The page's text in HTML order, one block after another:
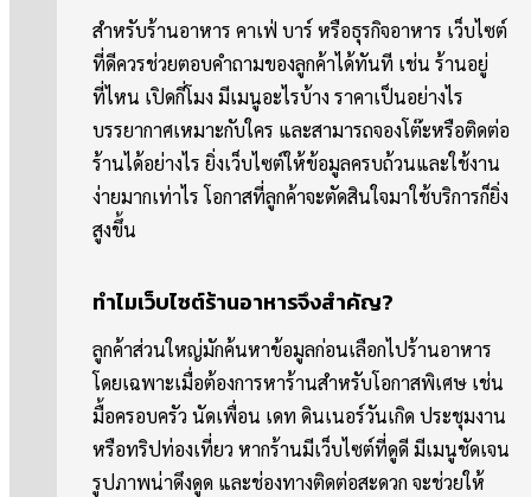
สำหรับร้านอาหาร คาเฟ่ บาร์ หรือธุรกิจอาหาร เว็บไซต์
ที่ดีควรช่วยตอบคำถามของลูกค้าได้ทันที เช่น ร้านอยู่
ที่ไหน เปิดกี่โมง มีเมนูอะไรบ้าง ราคาเป็นอย่างไร
บรรยากาศเหมาะกับใคร และสามารถจองโต๊ะหรือติดต่อ
ร้านได้อย่างไร ยิ่งเว็บไซต์ให้ข้อมูลครบถ้วนและใช้งาน
ง่ายมากเท่าไร โอกาสที่ลูกค้าจะตัดสินใจมาใช้บริการก็ยิ่ง
สูงขึ้น
ทำไมเว็บไซต์ร้านอาหารจึงสำคัญ?
ลูกค้าส่วนใหญ่มักค้นหาข้อมูลก่อนเลือกไปร้านอาหาร
โดยเฉพาะเมื่อต้องการหาร้านสำหรับโอกาสพิเศษ เช่น
มื้อครอบครัว นัดเพื่อน เดท ดินเนอร์วันเกิด ประชุมงาน
หรือทริปท่องเที่ยว หากร้านมีเว็บไซต์ที่ดูดี มีเมนูชัดเจน
รูปภาพน่าดึงดูด และช่องทางติดต่อสะดวก จะช่วยให้